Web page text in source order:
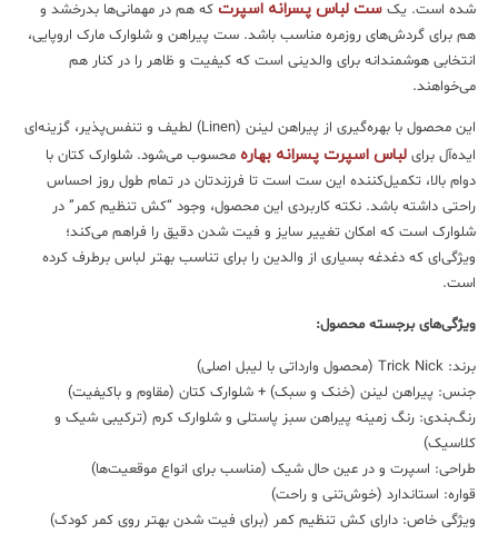
شده است. یک ست لباس پسرانه اسپرت که هم در مهمانی‌ها بدرخشد و
هم برای گردش‌های روزمره مناسب باشد. ست پیراهن و شلوارک مارک اروپایی،
انتخابی هوشمندانه برای والدینی است که کیفیت و ظاهر را در کنار هم
می‌خواهند.
این محصول با بهره‌گیری از پیراهن لینن (Linen) لطیف و تنفس‌پذیر، گزینه‌ای
ایده‌آل برای لباس اسپرت پسرانه بهاره محسوب می‌شود. شلوارک کتان با
دوام بالا، تکمیل‌کننده این ست است تا فرزندتان در تمام طول روز احساس
راحتی داشته باشد. نکته کاربردی این محصول، وجود “کش تنظیم کمر” در
شلوارک است که امکان تغییر سایز و فیت شدن دقیق را فراهم می‌کند؛
ویژگی‌ای که دغدغه بسیاری از والدین را برای تناسب بهتر لباس برطرف کرده
است.
ویژگی‌های برجسته محصول:
برند: Trick Nick (محصول وارداتی با لیبل اصلی)
جنس: پیراهن لینن (خنک و سبک) + شلوارک کتان (مقاوم و باکیفیت)
رنگ‌بندی: رنگ زمینه پیراهن سبز پاستلی و شلوارک کرم (ترکیبی شیک و
کلاسیک)
طراحی: اسپرت و در عین حال شیک (مناسب برای انواع موقعیت‌ها)
قواره: استاندارد (خوش‌تنی و راحت)
ویژگی خاص: دارای کش تنظیم کمر (برای فیت شدن بهتر روی کمر کودک)